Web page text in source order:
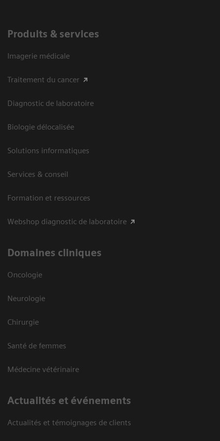
Produits & services
Imagerie médicale
Traitement du cancer
Diagnostic de laboratoire
Biologie délocalisée
Solutions informatiques
Services & conseil
Formation et ressources
Webshop diagnostic de laboratoire
Domaines cliniques
Oncologie
Neurologie
Chirurgie
Santé de femmes
Médecine vétérinaire
Actualités et événements
Actualités et témoignages de clients